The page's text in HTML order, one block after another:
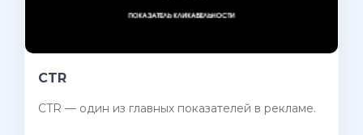
CTR
CTR — один из главных показателей в рекламе.